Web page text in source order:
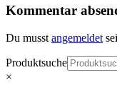
Kommentar
Du musst angemeldet
Produktsuche
×